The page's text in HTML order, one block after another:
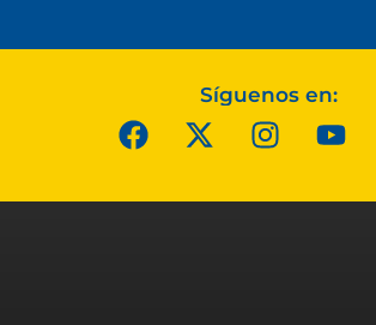
Síguenos en: